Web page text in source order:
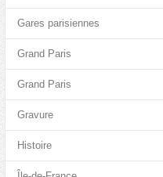
Gares parisiennes
Grand Paris
Grand Paris
Gravure
Histoire